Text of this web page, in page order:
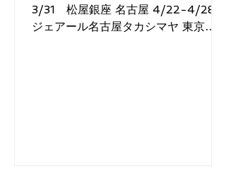
3/31 松屋銀座 名古屋 4/22-4/28
ジェアール名古屋タカシマヤ 東京